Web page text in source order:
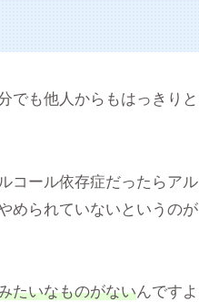
でも他人からもはっきりと
コール依存症だったらアル
められていないというのが
たいなものがないんですよ